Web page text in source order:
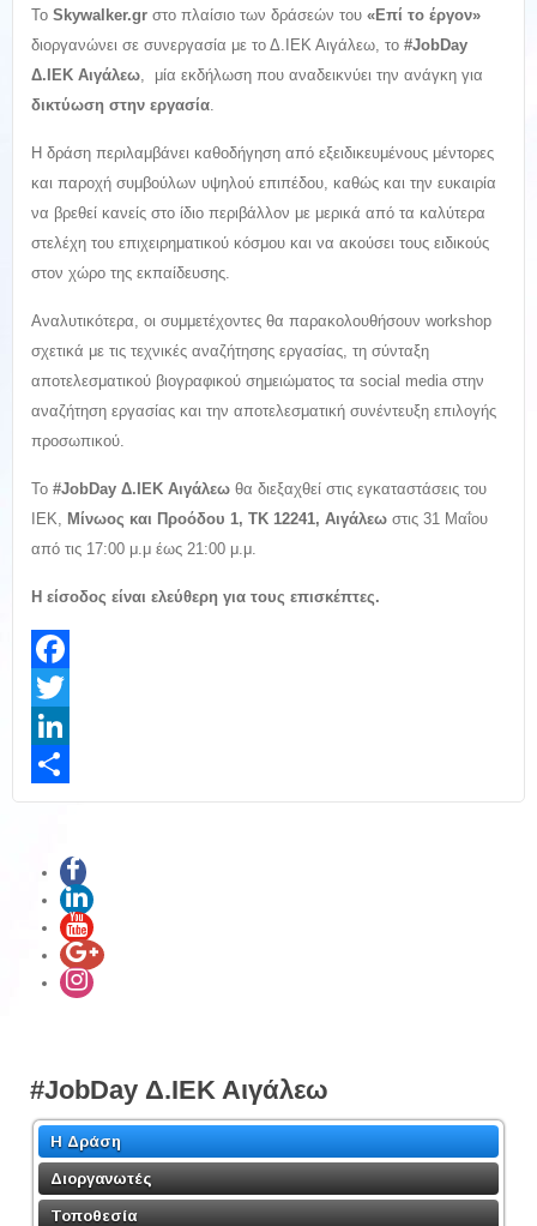
Το Skywalker.gr στο πλαίσιο των δράσεών του «Επί το έργον»
διοργανώνει σε συνεργασία με το Δ.ΙΕΚ Αιγάλεω, το #JobDay
Δ.ΙΕΚ Αιγάλεω, μία εκδήλωση που αναδεικνύει την ανάγκη για
δικτύωση στην εργασία.
Η δράση περιλαμβάνει καθοδήγηση από εξειδικευμένους μέντορες
και παροχή συμβούλων υψηλού επιπέδου, καθώς και την ευκαιρία
να βρεθεί κανείς στο ίδιο περιβάλλον με μερικά από τα καλύτερα
στελέχη του επιχειρηματικού κόσμου και να ακούσει τους ειδικούς
στον χώρο της εκπαίδευσης.
Αναλυτικότερα, οι συμμετέχοντες θα παρακολουθήσουν workshop
σχετικά με τις τεχνικές αναζήτησης εργασίας, τη σύνταξη
αποτελεσματικού βιογραφικού σημειώματος τα social media στην
αναζήτηση εργασίας και την αποτελεσματική συνέντευξη επιλογής
προσωπικού.
Το #JobDay Δ.ΙΕΚ Αιγάλεω θα διεξαχθεί στις εγκαταστάσεις του
ΙΕΚ, Μίνωος και Προόδου 1, ΤΚ 12241, Αιγάλεω στις 31 Μαΐου
από τις 17:00 μ.μ έως 21:00 μ.μ.
Η είσοδος είναι ελεύθερη για τους επισκέπτες.
Facebook
Twitter
LinkedIn
Share
#JobDay Δ.ΙΕΚ Αιγάλεω
Η Δράση
Διοργανωτές
Τοποθεσία